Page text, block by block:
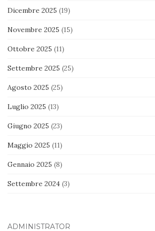
Dicembre 2025 (19)
Novembre 2025 (15)
Ottobre 2025 (11)
Settembre 2025 (25)
Agosto 2025 (25)
Luglio 2025 (13)
Giugno 2025 (23)
Maggio 2025 (11)
Gennaio 2025 (8)
Settembre 2024 (3)
ADMINISTRATOR